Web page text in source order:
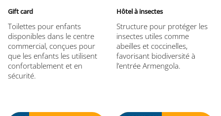
Gift card
Toilettes pour enfants
disponibles dans le centre
commercial, conçues pour
que les enfants les utilisent
confortablement et en
sécurité.
Hôtel à insectes
Structure pour protéger les
insectes utiles comme
abeilles et coccinelles,
favorisant biodiversité à
l’entrée Armengola.